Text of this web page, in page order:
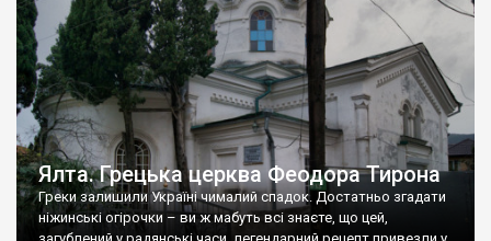
Ялта. Грецька церква Феодора Тирона
Греки залишили Україні чималий спадок. Достатньо згадати
ніжинські огірочки – ви ж мабуть всі знаєте, що цей,